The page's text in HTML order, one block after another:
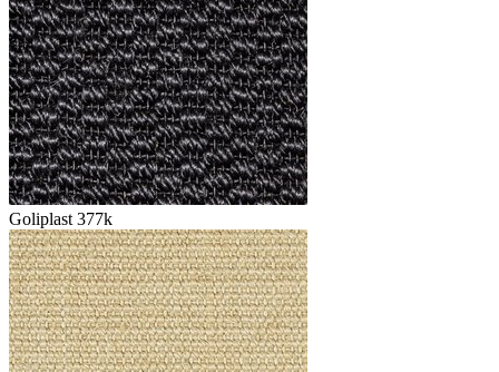
Goliplast 377k